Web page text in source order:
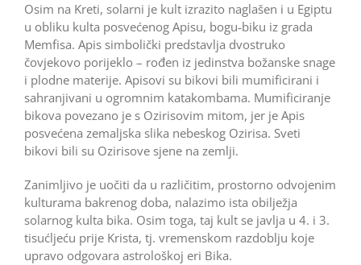
Osim na Kreti, solarni je kult izrazito naglašen i u Egiptu
u obliku kulta posvećenog Apisu, bogu‑biku iz grada
Memfisa. Apis simbolički predstavlja dvostruko
čovjekovo porijeklo – rođen iz jedinstva božanske snage
i plodne materije. Apisovi su bikovi bili mumificirani i
sahranjivani u ogromnim katakombama. Mumificiranje
bikova povezano je s Ozirisovim mitom, jer je Apis
posvećena zemaljska slika nebeskog Ozirisa. Sveti
bikovi bili su Ozirisove sjene na zemlji.
Zanimljivo je uočiti da u različitim, prostorno odvojenim
kulturama bakrenog doba, nalazimo ista obilježja
solarnog kulta bika. Osim toga, taj kult se javlja u 4. i 3.
tisućljeću prije Krista, tj. vremenskom razdoblju koje
upravo odgovara astrološkoj eri Bika.